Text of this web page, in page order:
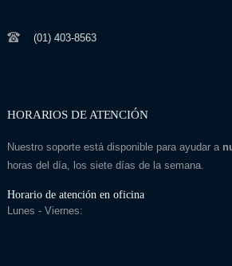
(01) 403-8563
HORARIOS DE ATENCIÓN
Nuestro soporte está disponible para ayudar a
horas del día, los siete días de la semana.
Horario de atención en oficina
Lunes - Viernes: